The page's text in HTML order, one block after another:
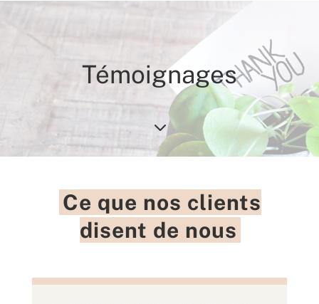
Témoignages
3
Ce que nos clients
disent de nous